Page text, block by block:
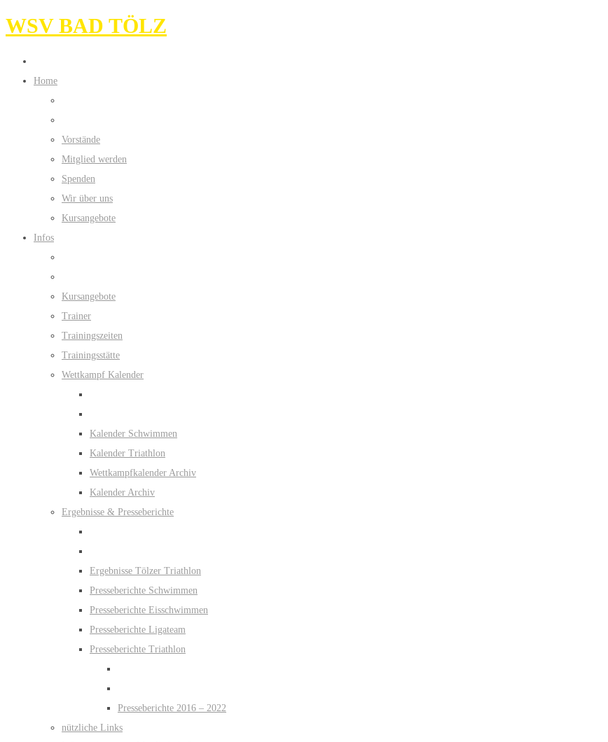
WSV BAD TÖLZ
Home
Vorstände
Mitglied werden
Spenden
Wir über uns
Kursangebote
Infos
Kursangebote
Trainer
Trainingszeiten
Trainingsstätte
Wettkampf Kalender
Kalender Schwimmen
Kalender Triathlon
Wettkampfkalender Archiv
Kalender Archiv
Ergebnisse & Presseberichte
Ergebnisse Tölzer Triathlon
Presseberichte Schwimmen
Presseberichte Eisschwimmen
Presseberichte Ligateam
Presseberichte Triathlon
Presseberichte 2016 – 2022
nützliche Links